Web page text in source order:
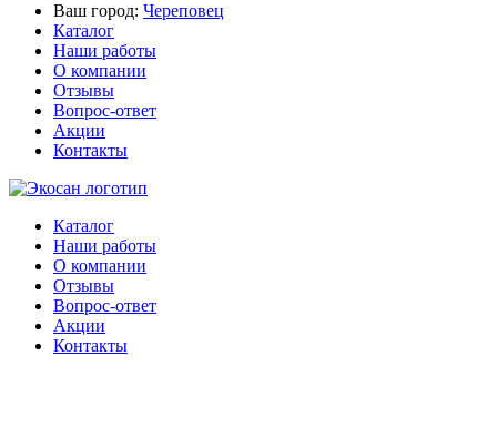
Ваш город: Череповец
Каталог
Наши работы
О компании
Отзывы
Вопрос-ответ
Акции
Контакты
Каталог
Наши работы
О компании
Отзывы
Вопрос-ответ
Акции
Контакты